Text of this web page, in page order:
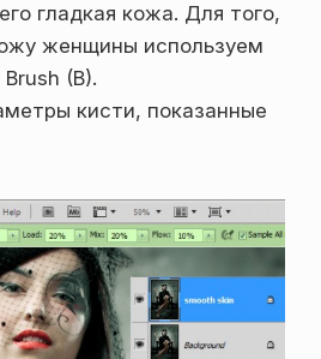
гладкая кожа. Для того,
женщины используем
(B).
кисти, показанные